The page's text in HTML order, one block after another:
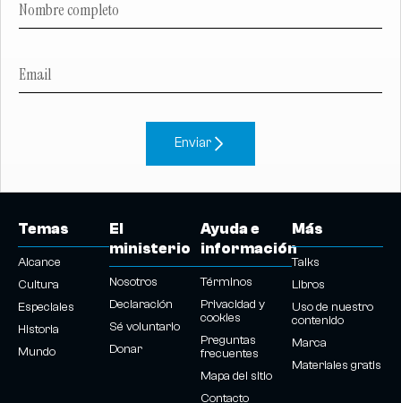
Enviar
Temas
Alcance
Cultura
Especiales
Historia
Mundo
El
ministerio
Nosotros
Declaración
Sé voluntario
Donar
Ayuda e
información
Términos
Privacidad y
cookies
Preguntas
frecuentes
Mapa del sitio
Contacto
Más
Talks
Libros
Uso de nuestro
contenido
Marca
Materiales gratis